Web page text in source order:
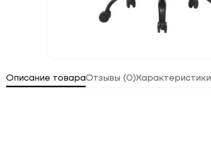
Описание товараОтзывы (0)Характеристики